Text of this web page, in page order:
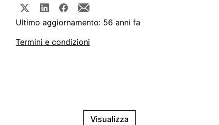
Ultimo aggiornamento: 56 anni fa
Termini e condizioni
Visualizza